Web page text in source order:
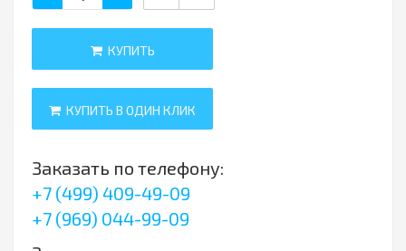
КУПИТЬ
КУПИТЬ В ОДИН КЛИК
Заказать по телефону:
+7 (499) 409-49-09
+7 (969) 044-99-09